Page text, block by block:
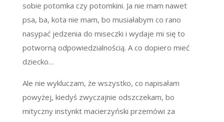
sobie potomka czy potomkini. Ja nie mam nawet
psa, ba, kota nie mam, bo musiałabym co rano
nasypać jedzenia do miseczki i wydaje mi się to
potworną odpowiedzialnością. A co dopiero mieć
dziecko…
Ale nie wykluczam, że wszystko, co napisałam
powyżej, kiedyś zwyczajnie odszczekam, bo
mityczny instynkt macierzyński przemówi za